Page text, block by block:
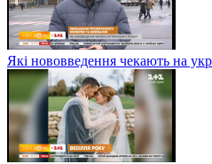
Які нововведення чекають на